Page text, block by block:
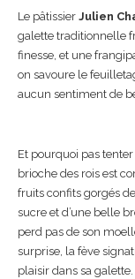
Le pâtissier Julien
galette traditionnelle
finesse, et une
on savoure le
aucun sentiment de
Et pourquoi pas
brioche des rois est
fruits confits gorgés
sucre et d’une belle
perd pas de son
surprise, la fève
plaisir dans sa galette.